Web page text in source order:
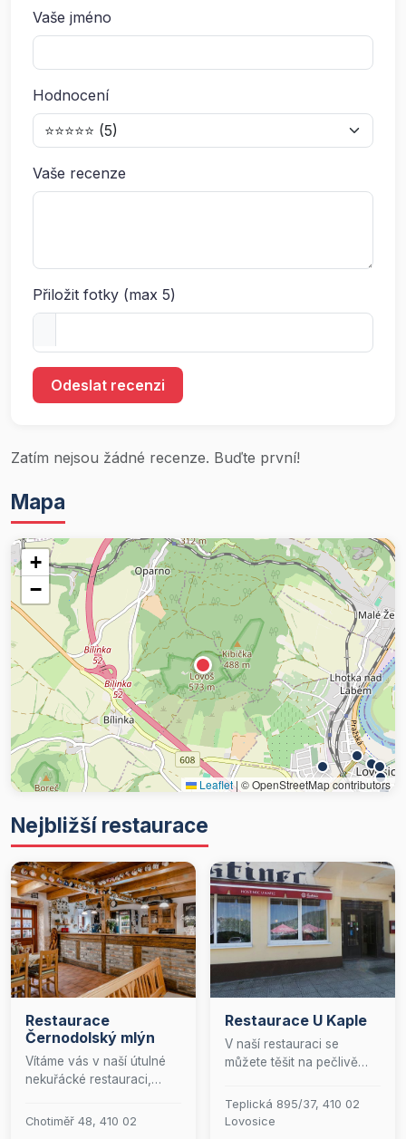
Vaše jméno
Hodnocení
Vaše recenze
Přiložit fotky (max 5)
Odeslat recenzi
Zatím nejsou žádné recenze. Buďte první!
Mapa
+
−
Leaflet| © OpenStreetMap contributors
Nejbližší restaurace
Restaurace
Černodolský mlýn
Vítáme vás v naší útulné
nekuřácké restauraci,
posezení pro až 30 hostů.
Chotiměř 48, 410 02
Restaurace U Kaple
V naší restauraci se
můžete těšit na pečlivě
pokrmy, které potěší i ty
nejnáročnější gurmány.
Teplická 895/37, 410 02
Lovosice